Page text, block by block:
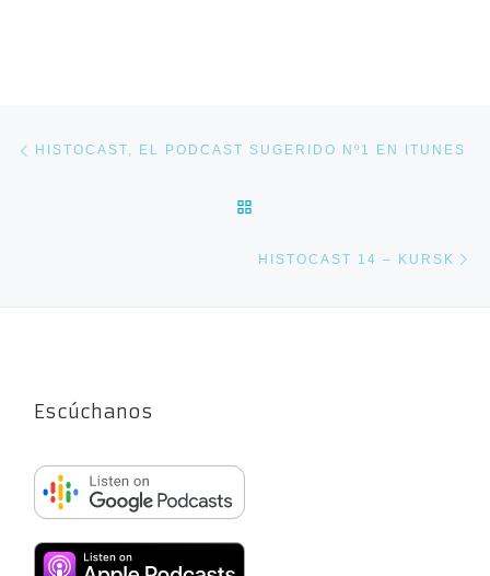
Navegación de entradas
HISTOCAST, EL PODCAST SUGERIDO Nº1 EN ITUNES
HISTOCAST 14 – KURSK
Escúchanos